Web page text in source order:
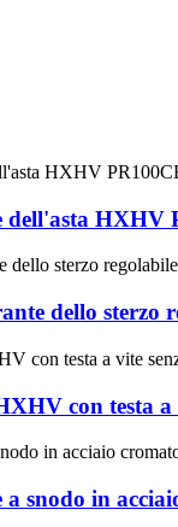
dell'asta HXHV
dello sterzo
con testa
a snodo in